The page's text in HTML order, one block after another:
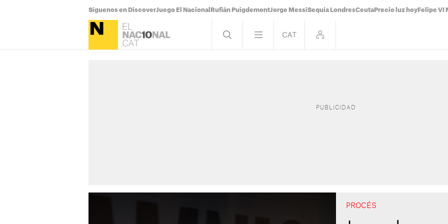
Síguenos en DiscoverJuego El Nacional Rufián PuigdemontJorge MessiSequía LondresCeuta Precio luz hoy Felipe VI
PROCÉS